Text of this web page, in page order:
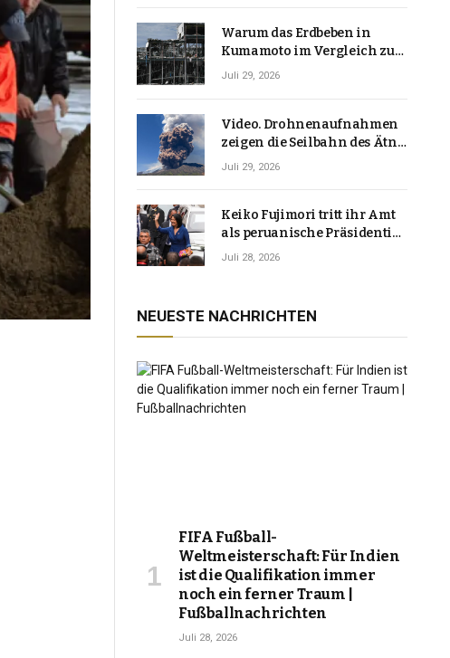
Warum das Erdbeben in
Kumamoto im Vergleich zu
den meisten Erdbeben, die
Juli 29, 2026
Video. Drohnenaufnahmen
zeigen die Seilbahn des Ätna
über einer Vulkanlandschaft
Juli 29, 2026
Keiko Fujimori tritt ihr Amt
als peruanische Präsidentin
an und verspricht, das
Juli 28, 2026
NEUESTE NACHRICHTEN
FIFA Fußball-
Weltmeisterschaft: Für Indien
ist die Qualifikation immer
noch ein ferner Traum |
Fußballnachrichten
Juli 28, 2026